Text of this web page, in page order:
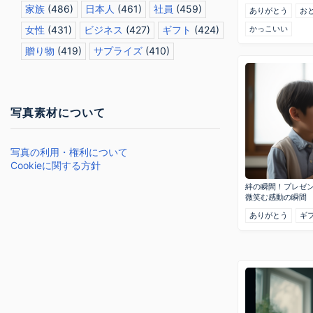
家族 (486) 日本人 (461) 社員 (459)
女性 (431) ビジネス (427) ギフト (424)
贈り物 (419) サプライズ (410)
写真素材について
写真の利用・権利について
Cookieに関する方針
ありがとう
お
かっこいい
絆の瞬間！プレゼ
微笑む感動の瞬間
ありがとう
ギ